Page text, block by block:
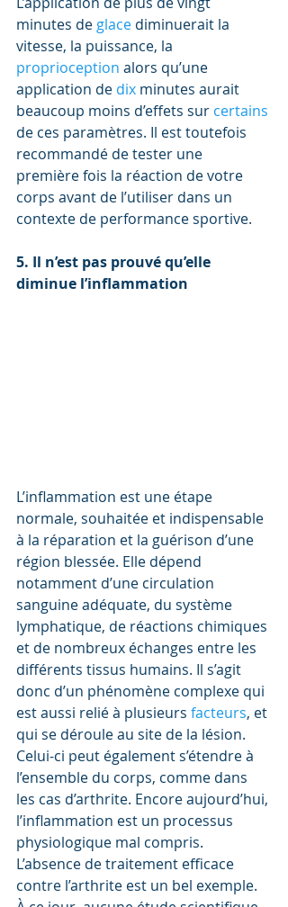
minutes de glace diminuerait la
vitesse, la puissance, la
proprioception alors qu’une
application de dix minutes aurait
beaucoup moins d’effets sur certains
de ces paramètres. Il est toutefois
recommandé de tester une
première fois la réaction de votre
corps avant de l’utiliser dans un
contexte de performance sportive.
5. Il n’est pas prouvé qu’elle
diminue l’inflammation
L’inflammation est une étape
normale, souhaitée et indispensable
à la réparation et la guérison d’une
région blessée. Elle dépend
notamment d’une circulation
sanguine adéquate, du système
lymphatique, de réactions chimiques
et de nombreux échanges entre les
différents tissus humains. Il s’agit
donc d’un phénomène complexe qui
est aussi relié à plusieurs facteurs, et
qui se déroule au site de la lésion.
Celui-ci peut également s’étendre à
l’ensemble du corps, comme dans
les cas d’arthrite. Encore aujourd’hui,
l’inflammation est un processus
physiologique mal compris.
L’absence de traitement efficace
contre l’arthrite est un bel exemple.